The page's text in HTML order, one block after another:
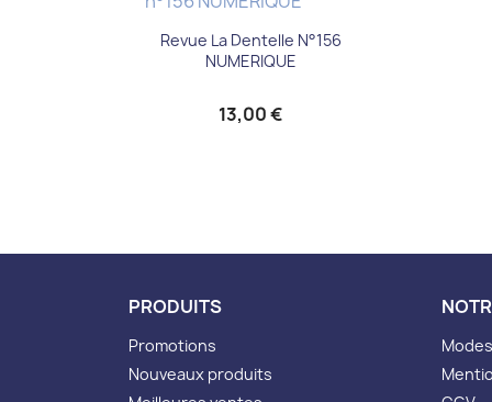
Aperçu rapide
Revue La Dentelle N°156
NUMERIQUE
13,00 €
PRODUITS
Promotions
Nouveaux produits